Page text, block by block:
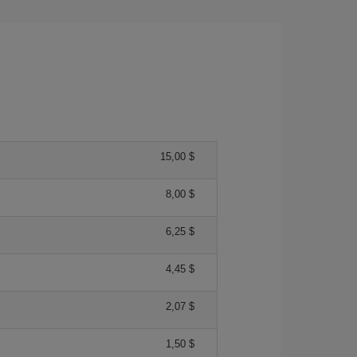
15,00 $
8,00 $
6,25 $
4,45 $
2,07 $
1,50 $